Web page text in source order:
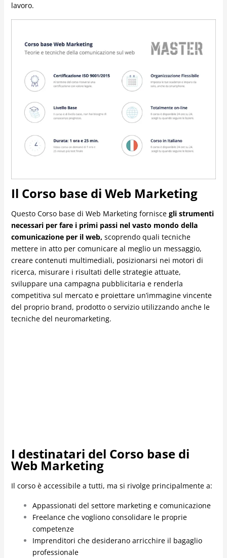
lavoro.
Il Corso base di Web Marketing
Questo Corso base di Web Marketing fornisce gli strumenti
necessari per fare i primi passi nel vasto mondo della
comunicazione per il web, scoprendo quali tecniche
mettere in atto per comunicare al meglio un messaggio,
creare contenuti multimediali, posizionarsi nei motori di
ricerca, misurare i risultati delle strategie attuate,
sviluppare una campagna pubblicitaria e renderla
competitiva sul mercato e proiettare un’immagine vincente
del proprio brand, prodotto o servizio utilizzando anche le
tecniche del neuromarketing.
I destinatari del Corso base di
Web Marketing
Il corso è accessibile a tutti, ma si rivolge principalmente a:
Appassionati del settore marketing e comunicazione
Freelance che vogliono consolidare le proprie
competenze
Imprenditori che desiderano arricchire il bagaglio
professionale